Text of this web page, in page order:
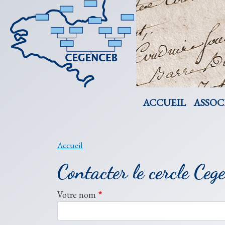
Navigation
ACCUEIL
Accueil
Contacter le cercle
Votre nom